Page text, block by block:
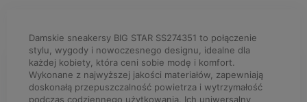
Damskie sneakersy BIG STAR SS274351 to połączenie
stylu, wygody i nowoczesnego designu, idealne dla
każdej kobiety, która ceni sobie modę i komfort.
Wykonane z najwyższej jakości materiałów, zapewniają
doskonałą przepuszczalność powietrza i wytrzymałość
podczas codziennego użytkowania. Ich uniwersalny